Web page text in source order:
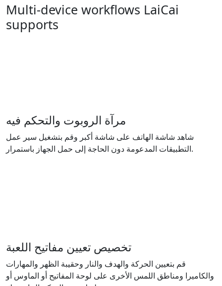
Multi-device workflows LaiCai
supports
مرآة الروبوت والتحكم فيه
شاهد شاشة الهاتف على شاشة أكبر وقم بتشغيل سير عمل
التطبيقات المدعومة دون الحاجة إلى حمل الجهاز باستمرار.
تخصيص تعيين مفاتيح اللعبة
قم بتعيين الحركة والهدف والنار وحقيبة الظهر والمهارات
والكاميرا ومناطق اللمس الأخرى على لوحة المفاتيح أو الماوس أو